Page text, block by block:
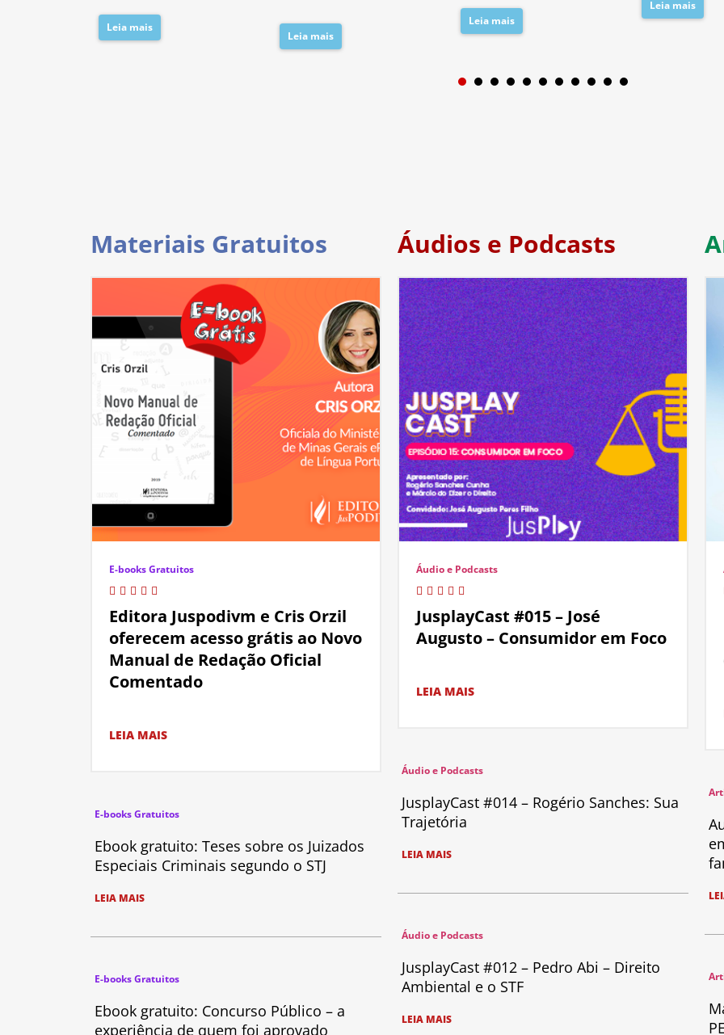
Leia mais
Leia mais
Leia mais
Leia mais
1 2
Materiais Gratuitos
E-books Gratuitos
Editora Juspodivm e Cris Orzil
oferecem acesso grátis ao Novo
Manual de Redação Oficial
Comentado
LEIA MAIS
E-books Gratuitos
Ebook gratuito: Teses sobre os Juizados
Especiais Criminais segundo o STJ
LEIA MAIS
E-books Gratuitos
Ebook gratuito: Concurso Público – a
experiência de quem foi aprovado
Áudios e Podcasts
Áudio e Podcasts
JusplayCast #015 – José
Augusto – Consumidor em Foco
LEIA MAIS
Áudio e Podcasts
JusplayCast #014 – Rogério Sanches: Sua
Trajetória
LEIA MAIS
Áudio e Podcasts
JusplayCast #012 – Pedro Abi – Direito
Ambiental e o STF
LEIA MAIS